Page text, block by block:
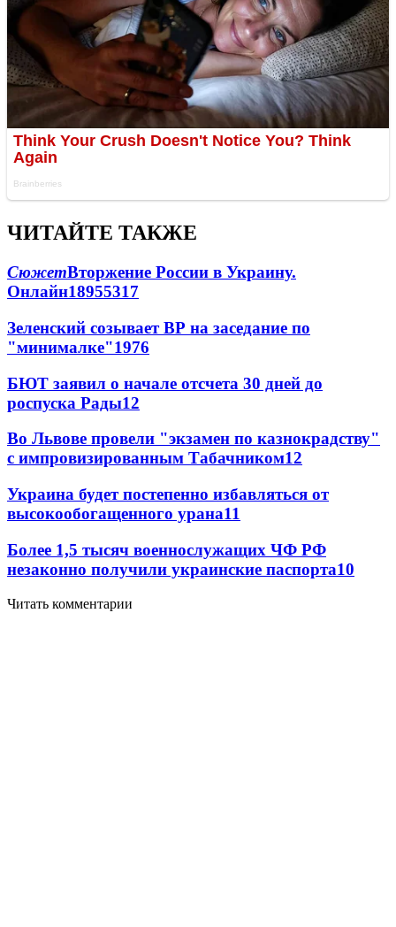
ЧИТАЙТЕ ТАКЖЕ
СюжетВторжение России в Украину.
Онлайн18955317
Зеленский созывает ВР на заседание по
"минималке"1976
БЮТ заявил о начале отсчета 30 дней до
роспуска Рады12
Во Львове провели "экзамен по казнокрадству"
с импровизированным Табачником12
Украина будет постепенно избавляться от
высокообогащенного урана11
Более 1,5 тысяч военнослужащих ЧФ РФ
незаконно получили украинские паспорта10
Читать комментарии